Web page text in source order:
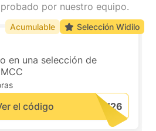
por nuestro equipo.
en una selección de
el código
Acumulable Selección Widilo